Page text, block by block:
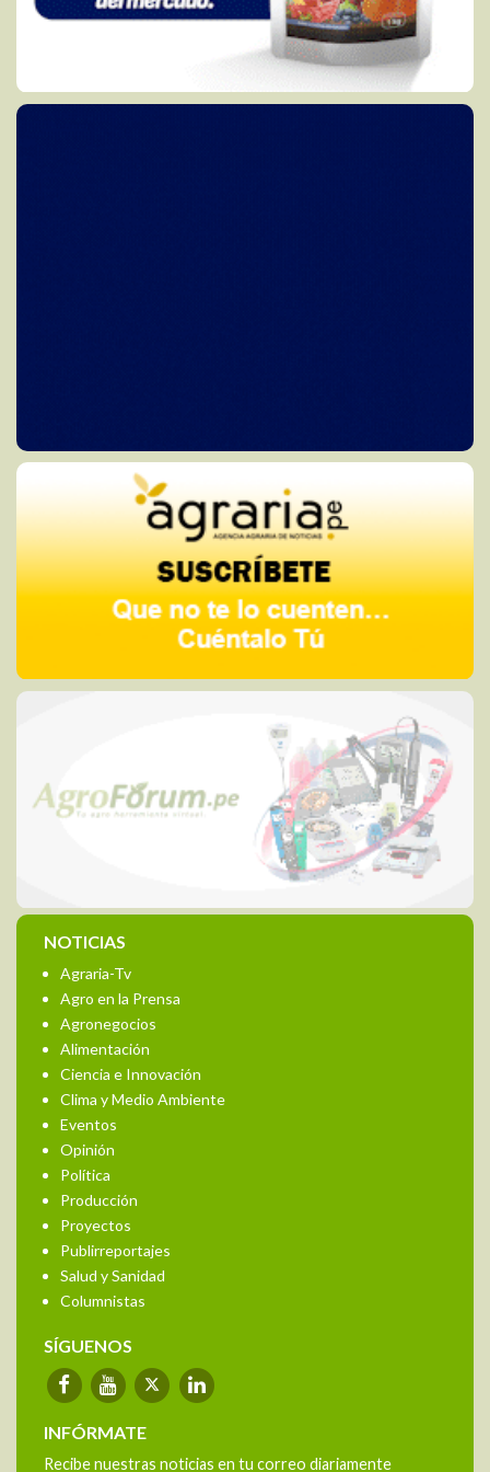
NOTICIAS
Agraria-Tv
Agro en la Prensa
Agronegocios
Alimentación
Ciencia e Innovación
Clima y Medio Ambiente
Eventos
Opinión
Política
Producción
Proyectos
Publirreportajes
Salud y Sanidad
Columnistas
SÍGUENOS
INFÓRMATE
Recibe nuestras noticias en tu correo diariamente